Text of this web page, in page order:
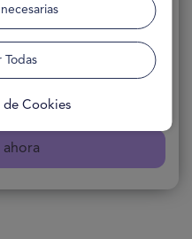
Todas
de Cookies
SOLICITUD 100% online
DISPONIBILIDAD 24h
préstamo